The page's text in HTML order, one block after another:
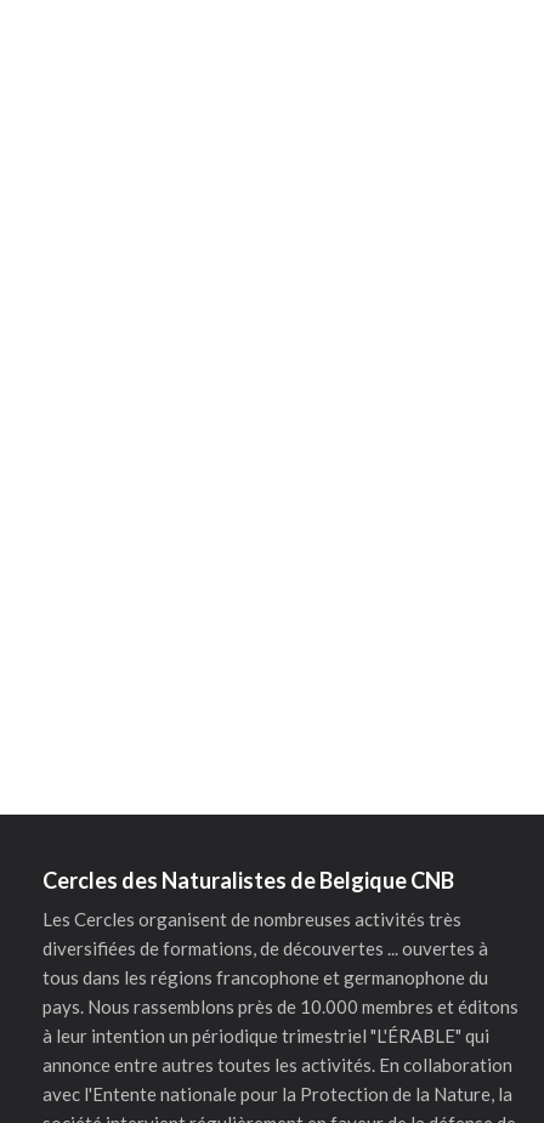
Cercles des Naturalistes de Belgique CNB
Les Cercles organisent de nombreuses activités très
diversifiées de formations, de découvertes ... ouvertes à
tous dans les régions francophone et germanophone du
pays. Nous rassemblons près de 10.000 membres et éditons
à leur intention un périodique trimestriel "L'ÉRABLE" qui
annonce entre autres toutes les activités. En collaboration
avec l'Entente nationale pour la Protection de la Nature, la